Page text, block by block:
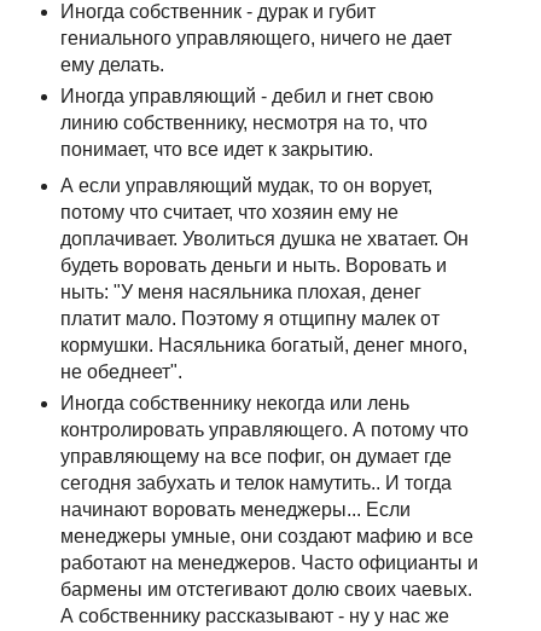
Иногда собственник - дурак и губит
гениального управляющего, ничего не дает
ему делать.
Иногда управляющий - дебил и гнет свою
линию собственнику, несмотря на то, что
понимает, что все идет к закрытию.
А если управляющий мудак, то он ворует,
потому что считает, что хозяин ему не
доплачивает. Уволиться душка не хватает. Он
будеть воровать деньги и ныть. Воровать и
ныть: "У меня насяльника плохая, денег
платит мало. Поэтому я отщипну малек от
кормушки. Насяльника богатый, денег много,
не обеднеет".
Иногда собственнику некогда или лень
контролировать управляющего. А потому что
управляющему на все пофиг, он думает где
сегодня забухать и телок намутить.. И тогда
начинают воровать менеджеры... Если
менеджеры умные, они создают мафию и все
работают на менеджеров. Часто официанты и
бармены им отстегивают долю своих чаевых.
А собственнику рассказывают - ну у нас же